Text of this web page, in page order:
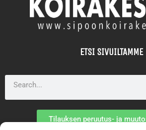
ETSI SIVUILTAMME
Tilauksen peruutus- ja